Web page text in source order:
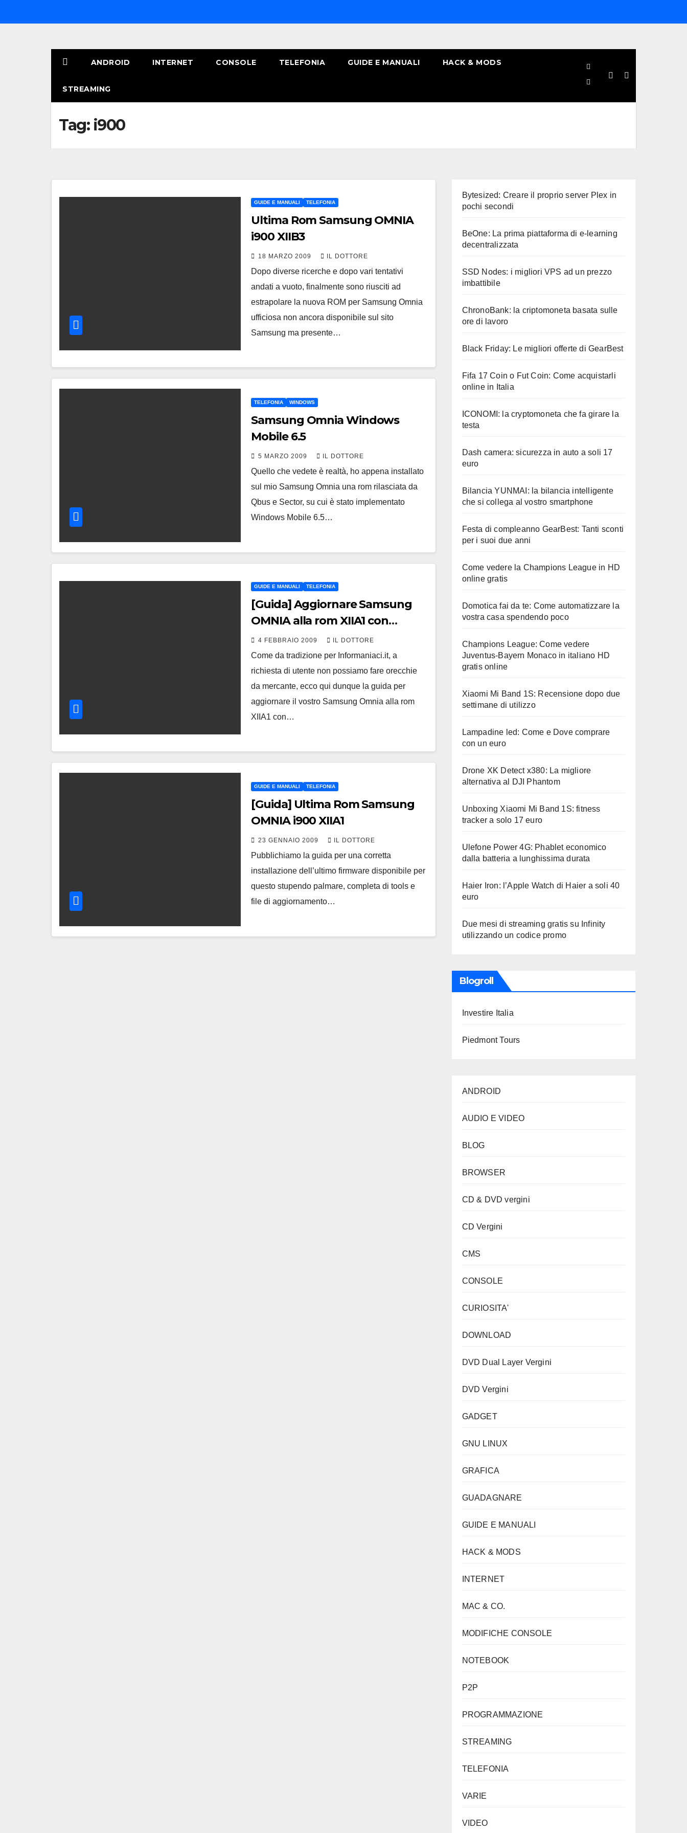
al
ANDROID INTERNET CONSOLE TELEFONIA GUIDE E MANUALI HACK & MODS
STREAMING
Tag: i900
GUIDE E MANUALI TELEFONIA
Ultima Rom Samsung OMNIA
i900 XIIB3
18 MARZO 2009 IL DOTTORE
Dopo diverse ricerche e dopo vari tentativi
andati a vuoto, finalmente sono riusciti ad
estrapolare la nuova ROM per Samsung Omnia
ufficiosa non ancora disponibile sul sito
Samsung ma presente…
TELEFONIA WINDOWS
Samsung Omnia Windows
Mobile 6.5
5 MARZO 2009 IL DOTTORE
Quello che vedete è realtà, ho appena installato
sul mio Samsung Omnia una rom rilasciata da
Qbus e Sector, su cui è stato implementato
Windows Mobile 6.5…
GUIDE E MANUALI TELEFONIA
[Guida] Aggiornare Samsung
OMNIA alla rom XIIA1 con
Windows Vista
4 FEBBRAIO 2009 IL DOTTORE
Come da tradizione per Informaniaci.it, a
richiesta di utente non possiamo fare orecchie
da mercante, ecco qui dunque la guida per
aggiornare il vostro Samsung Omnia alla rom
XIIA1 con…
GUIDE E MANUALI TELEFONIA
[Guida] Ultima Rom Samsung
OMNIA i900 XIIA1
23 GENNAIO 2009 IL DOTTORE
Pubblichiamo la guida per una corretta
installazione dell’ultimo firmware disponibile per
questo stupendo palmare, completa di tools e
file di aggiornamento…
Bytesized: Creare il proprio server Plex in
pochi secondi
BeOne: La prima piattaforma di e-learning
decentralizzata
SSD Nodes: i migliori VPS ad un prezzo
imbattibile
ChronoBank: la criptomoneta basata sulle
ore di lavoro
Black Friday: Le migliori offerte di GearBest
Fifa 17 Coin o Fut Coin: Come acquistarli
online in Italia
ICONOMI: la cryptomoneta che fa girare la
testa
Dash camera: sicurezza in auto a soli 17
euro
Bilancia YUNMAI: la bilancia intelligente
che si collega al vostro smartphone
Festa di compleanno GearBest: Tanti sconti
per i suoi due anni
Come vedere la Champions League in HD
online gratis
Domotica fai da te: Come automatizzare la
vostra casa spendendo poco
Champions League: Come vedere
Juventus-Bayern Monaco in italiano HD
gratis online
Xiaomi Mi Band 1S: Recensione dopo due
settimane di utilizzo
Lampadine led: Come e Dove comprare
con un euro
Drone XK Detect x380: La migliore
alternativa al DJI Phantom
Unboxing Xiaomi Mi Band 1S: fitness
tracker a solo 17 euro
Ulefone Power 4G: Phablet economico
dalla batteria a lunghissima durata
Haier Iron: l’Apple Watch di Haier a soli 40
euro
Due mesi di streaming gratis su Infinity
utilizzando un codice promo
Blogroll
Investire Italia
Piedmont Tours
ANDROID
AUDIO E VIDEO
BLOG
BROWSER
CD & DVD vergini
CD Vergini
CMS
CONSOLE
CURIOSITA'
DOWNLOAD
DVD Dual Layer Vergini
DVD Vergini
GADGET
GNU LINUX
GRAFICA
GUADAGNARE
GUIDE E MANUALI
HACK & MODS
INTERNET
MAC & CO.
MODIFICHE CONSOLE
NOTEBOOK
P2P
PROGRAMMAZIONE
STREAMING
TELEFONIA
VARIE
VIDEO